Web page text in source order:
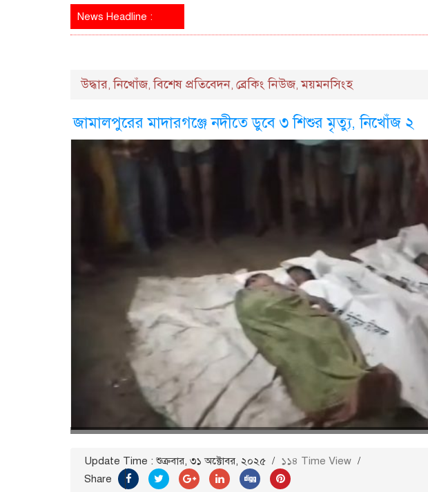
News Headline :
উদ্ধার,নিখোঁজ,বিশেষ প্রতিবেদন, ব্রেকিং নিউজ,ময়মনসিংহ
জামালপুরের মাদারগঞ্জে নদীতে ডুবে ৩ শিশুর মৃত্যু, নিখোঁজ ২
Update Time : শুক্রবার, ৩১ অক্টোবর, ২০২৫ / ১১৪ Time View /
Share